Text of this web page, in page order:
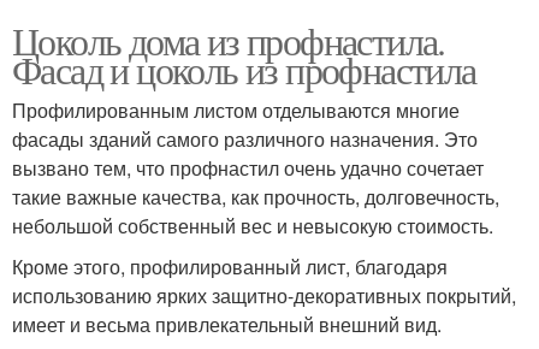
Цоколь дома из профнастила.
Фасад и цоколь из профнастила
Профилированным листом отделываются многие
фасады зданий самого различного назначения. Это
вызвано тем, что профнастил очень удачно сочетает
такие важные качества, как прочность, долговечность,
небольшой собственный вес и невысокую стоимость.
Кроме этого, профилированный лист, благодаря
использованию ярких защитно-декоративных покрытий,
имеет и весьма привлекательный внешний вид.